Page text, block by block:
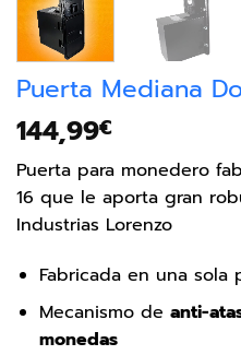
Puerta Mediana
144,99€
Puerta para monedero
16 que le aporta gran
Industrias Lorenzo
Fabricada en una sola
Mecanismo de anti-
monedas